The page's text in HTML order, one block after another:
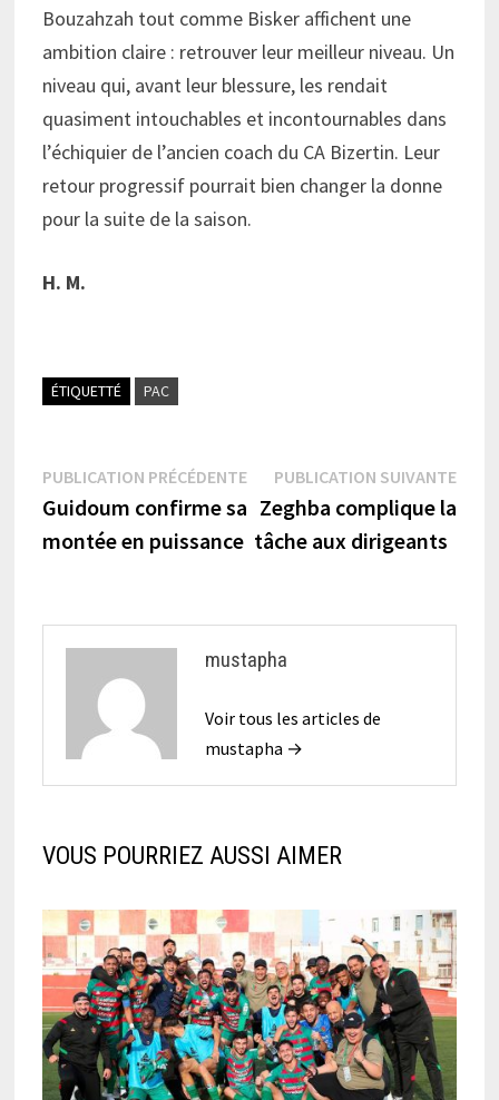
Bouzahzah tout comme Bisker affichent une
ambition claire : retrouver leur meilleur niveau. Un
niveau qui, avant leur blessure, les rendait
quasiment intouchables et incontournables dans
l’échiquier de l’ancien coach du CA Bizertin. Leur
retour progressif pourrait bien changer la donne
pour la suite de la saison.
H. M.
ÉTIQUETTÉ PAC
Navigation
de
PUBLICATION PRÉCÉDENTEPublication
précédente :
Guidoum confirme sa
montée en puissance
PUBLICATION SUIVANTE
Zeghba complique la
tâche aux dirigeants
mustapha
Voir tous les articles de
mustapha →
VOUS POURRIEZ AUSSI AIMER